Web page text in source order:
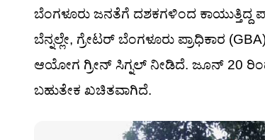
ಬೆಂಗಳೂರು ಜನತೆಗೆ ದಶಕಗಳಿಂದ
ಬೆನ್ನಲ್ಲೇ, ಗ್ರೇಟರ್ ಬೆಂಗಳೂರು ಪ್ರಾಧಿಕಾರ
ಆಯೋಗ ಗ್ರೀನ್ ಸಿಗ್ನಲ್ ನೀಡಿದೆ. ಜೂನ್ 20
ಬಹುತೇಕ ಖಚಿತವಾಗಿದೆ.